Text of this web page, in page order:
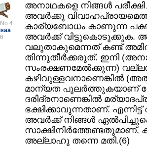
അനാഥകളെ നിങ്ങള്‍
അവര്‍ക്കു
കാര്യബോധം കാണുന്ന
അവര്‍ക്ക്‌ വിട്ടുകൊടുക്കുക.
വലുതാകുമെന്നത്‌ കണ്ട്‌
തിന്നുതീര്‍ക്കരുത്‌. ഇനി
സംരക്ഷണമേല്‍ക്കുന്ന)
കഴിവുള്ളവനാണെങ്കില്‍
മാന്യത പുലര്‍ത്തുകയാണ്‌
ദരിദ്രനാണെങ്കില്‍
ഭക്ഷിക്കാവുന്നതാണ്‌.
അവര്‍ക്ക്‌ നിങ്ങള്‍
അല്ലാഹു തന്നെ മതി.(6)